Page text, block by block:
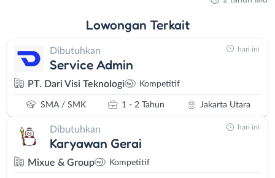
Lowongan Terkait
Dibutuhkan
Service Admin
PT. Dari Visi Teknologi Kompetitif
SMA / SMK 1 - 2 Tahun Jakarta Utara
hari ini
Dibutuhkan
Karyawan Gerai
Mixue & Group Kompetitif
hari ini